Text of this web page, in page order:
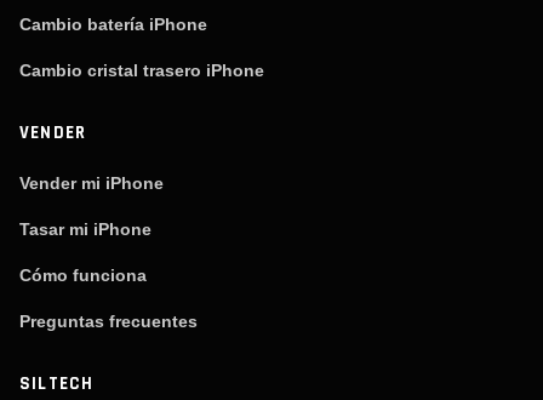
Cambio batería iPhone
Cambio cristal trasero iPhone
VENDER
Vender mi iPhone
Tasar mi iPhone
Cómo funciona
Preguntas frecuentes
SILTECH